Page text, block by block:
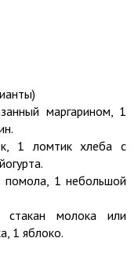
маргарином, 1
1 ломтик хлеба с
помола, 1 небольшой
молока или
1 яблоко.